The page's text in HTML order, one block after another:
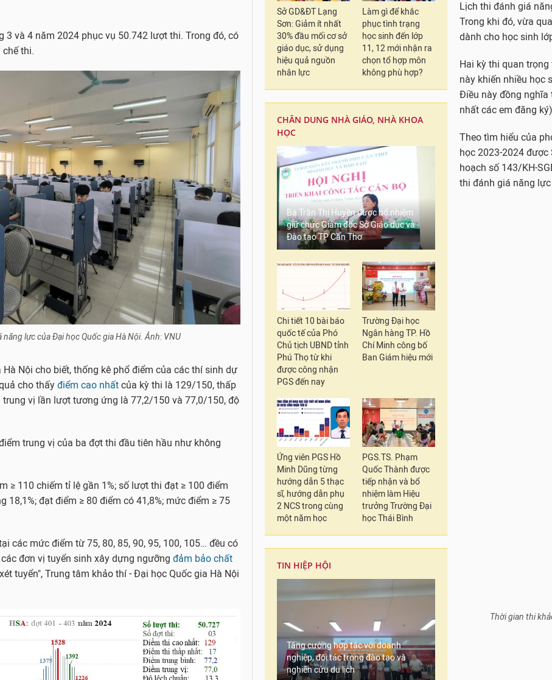
3 và 4 năm 2024 phục vụ 50.742 lượt thi. Trong đó, có
thi.
lực của Đại học Quốc gia Hà Nội. Ảnh: VNU
Nội cho biết, thống kê phổ điểm của các thí sinh dự
cho thấy điểm cao nhất của kỳ thi là 129/150, thấp
vị lần lượt tương ứng là 77,2/150 và 77,0/150, độ
trung vị của ba đợt thi đầu tiên hầu như không
≥ 110 chiếm tỉ lệ gần 1%; số lượt thi đạt ≥ 100 điểm
18,1%; đạt điểm ≥ 80 điểm có 41,8%; mức điểm ≥ 75
các mức điểm từ 75, 80, 85, 90, 95, 100, 105… đều có
đơn vị tuyển sinh xây dựng ngưỡng đảm bảo chất
tuyển", Trung tâm khảo thí - Đại học Quốc gia Hà Nội
Sở GD&ĐT Lạng
Sơn: Giảm ít nhất
30% đầu mối cơ sở
giáo dục, sử dụng
hiệu quả nguồn
nhân lực
Làm gì để khắc
phục tình trạng
học sinh đến lớp
11, 12 mới nhận ra
chọn tổ hợp môn
không phù hợp?
CHÂN DUNG NHÀ GIÁO, NHÀ KHOA
HỌC
Bà Trần Thị Huyền được bổ nhiệm
giữ chức Giám đốc Sở Giáo dục và
Đào tạo TP Cần Thơ
Chi tiết 10 bài báo
quốc tế của Phó
Chủ tịch UBND tỉnh
Phú Thọ từ khi
được công nhận
PGS đến nay
Trường Đại học
Ngân hàng TP. Hồ
Chí Minh công bố
Ban Giám hiệu mới
Ứng viên PGS Hồ
Minh Dũng từng
hướng dẫn 5 thạc
sĩ, hướng dẫn phụ
2 NCS trong cùng
một năm học
PGS.TS. Phạm
Quốc Thành được
tiếp nhận và bổ
nhiệm làm Hiệu
trưởng Trường Đại
học Thái Bình
TIN HIỆP HỘI
Tăng cường hợp tác với doanh
nghiệp, đối tác trong đào tạo và
nghiên cứu du lịch
Lịch thi đánh giá
Trong khi đó, vừa
dành cho học sinh
Hai kỳ thi quan
này khiến nhiều học
Điều này đồng
nhất các em đăng
Theo tìm hiểu của
học 2023-2024
hoạch số 143/KH-
thi đánh giá năng